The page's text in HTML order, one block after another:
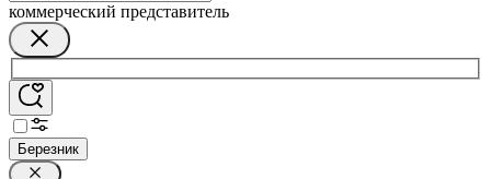
коммерческий представитель
Березник